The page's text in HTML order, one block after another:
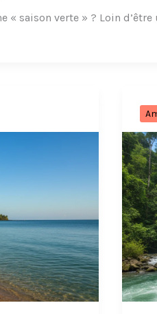
« saison verte » ? Loin